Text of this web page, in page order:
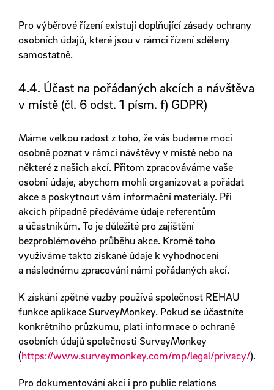
Pro výběrové řízení existují doplňující zásady ochrany
osobních údajů, které jsou v rámci řízení sděleny
samostatně.
4.4. Účast na pořádaných akcích a návštěva
v místě (čl. 6 odst. 1 písm. f) GDPR)
Máme velkou radost z toho, že vás budeme moci
osobně poznat v rámci návštěvy v místě nebo na
některé z našich akcí. Přitom zpracováváme vaše
osobní údaje, abychom mohli organizovat a pořádat
akce a poskytnout vám informační materiály. Při
akcích případně předáváme údaje referentům
a účastníkům. To je důležité pro zajištění
bezproblémového průběhu akce. Kromě toho
využíváme takto získané údaje k vyhodnocení
a následnému zpracování námi pořádaných akcí.
K získání zpětné vazby používá společnost REHAU
funkce aplikace SurveyMonkey. Pokud se účastníte
konkrétního průzkumu, platí informace o ochraně
osobních údajů společnosti SurveyMonkey
(https://www.surveymonkey.com/mp/legal/privacy/).
Pro dokumentování akcí i pro public relations